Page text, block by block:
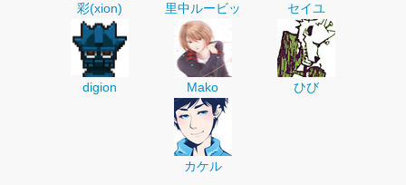
彩(xion) 里中ルービッ セイユ
digion Mako ひび
カケル